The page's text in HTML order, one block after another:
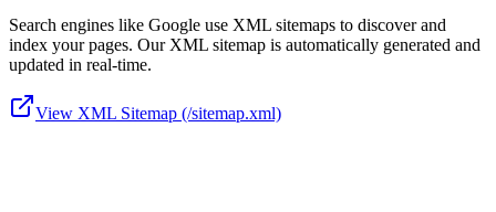
Search engines like Google use XML sitemaps to discover and
index your pages. Our XML sitemap is automatically generated and
updated in real-time.
View XML Sitemap (/sitemap.xml)